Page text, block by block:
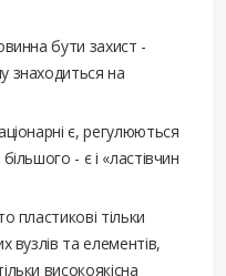
бути захист -
знаходиться на
є, регулюються
- є і «ластівчин
пластикові тільки
вузлів та елементів,
високоякісна